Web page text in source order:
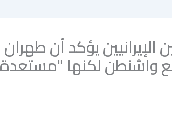
الإيرانيين يؤكد أن طهران
واشنطن لكنها "مستعدة